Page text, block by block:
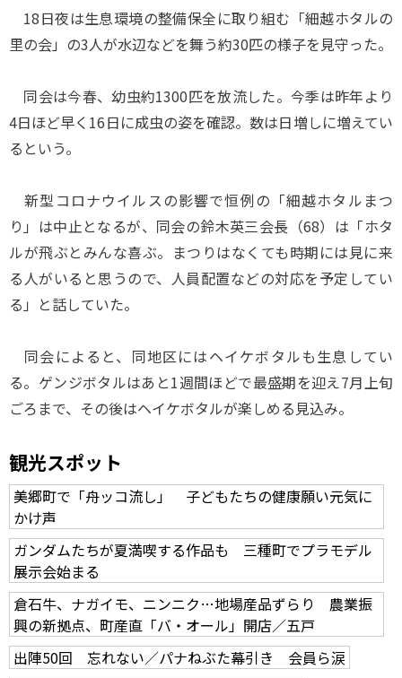
18日夜は生息環境の整備保全に取り組む「細越ホタルの
里の会」の3人が水辺などを舞う約30匹の様子を見守った。
同会は今春、幼虫約1300匹を放流した。今季は昨年より
4日ほど早く16日に成虫の姿を確認。数は日増しに増えてい
るという。
新型コロナウイルスの影響で恒例の「細越ホタルまつ
り」は中止となるが、同会の鈴木英三会長（68）は「ホタ
ルが飛ぶとみんな喜ぶ。まつりはなくても時期には見に来
る人がいると思うので、人員配置などの対応を予定してい
る」と話していた。
同会によると、同地区にはヘイケボタルも生息してい
る。ゲンジボタルはあと1週間ほどで最盛期を迎え7月上旬
ごろまで、その後はヘイケボタルが楽しめる見込み。
観光スポット
美郷町で「舟ッコ流し」 子どもたちの健康願い元気に
かけ声
ガンダムたちが夏満喫する作品も 三種町でプラモデル
展示会始まる
倉石牛、ナガイモ、ニンニク…地場産品ずらり 農業振
興の新拠点、町産直「バ・オール」開店／五戸
出陣50回 忘れない／パナねぶた幕引き 会員ら涙